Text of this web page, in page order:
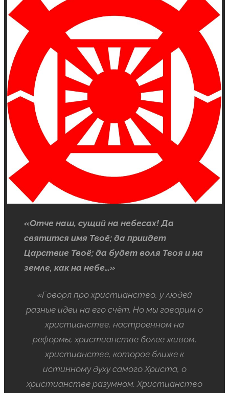
«Отче наш, сущий на небесах! Да
святится имя Твоё; да приидет
Царствие Твоё; да будет воля Твоя и на
земле, как на небе…»
«Говоря про христианство, у людей
разные идеи на его счёт. Но мы говорим о
христианстве, настроенном на
реформы, христианстве более живом,
христианстве, которое ближе к
истинному духу самого Христа, о
христианстве разумном. Христианство